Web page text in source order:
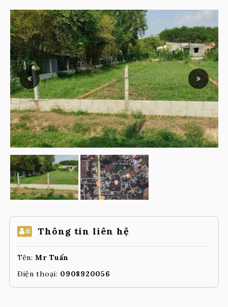
Thông tin liên hệ
Tên:Mr Tuấn
Điện thoại: 0908920056